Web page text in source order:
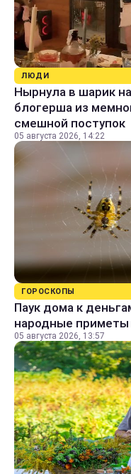
ЛЮДИ
Нырнула в шарик
блогерша из
смешной поступок
05 августа 2026, 14:22
ГОРОСКОПЫ
Паук дома к
народные приметы
05 августа 2026, 13:57